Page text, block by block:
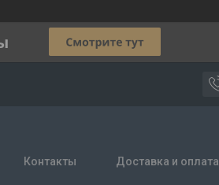
Контакты Доставка и оплата